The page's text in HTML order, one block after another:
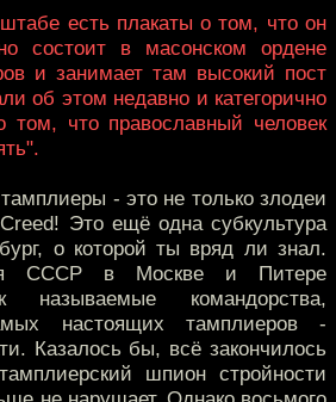
есть плакаты о том, что он
состоит в масонском ордене
и занимает там высокий пост
об этом недавно и категорично
том, что православный человек
- это не только злодеи
Это ещё одна субкультура
о которой ты вряд ли знал.
СССР в Москве и Питере
называемые командорства,
настоящих тамплиеров -
Казалось бы, всё закончилось
шпион стройности